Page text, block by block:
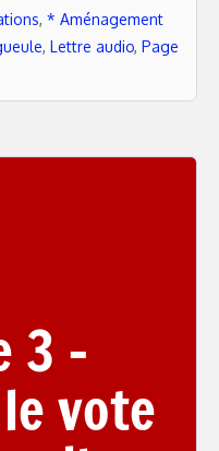
, * Aménagement
, Lettre audio, Page
3 –
vote